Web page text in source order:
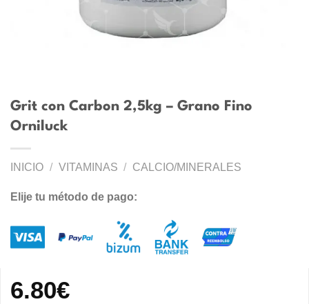
Grit con Carbon 2,5kg – Grano Fino
Orniluck
INICIO / VITAMINAS / CALCIO/MINERALES
Elije tu método de pago:
6.80€